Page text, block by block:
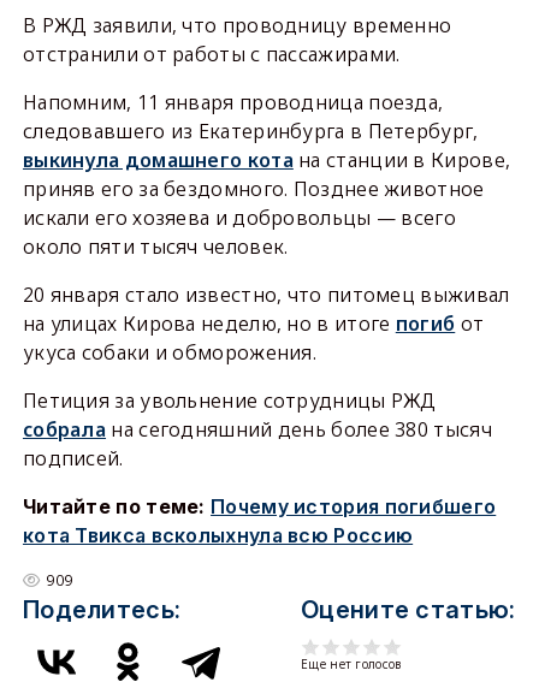
В РЖД заявили, что проводницу временно
отстранили от работы с пассажирами.
Напомним, 11 января проводница поезда,
следовавшего из Екатеринбурга в Петербург,
выкинула домашнего кота на станции в Кирове,
приняв его за бездомного. Позднее животное
искали его хозяева и добровольцы — всего
около пяти тысяч человек.
20 января стало известно, что питомец выживал
на улицах Кирова неделю, но в итоге погиб от
укуса собаки и обморожения.
Петиция за увольнение сотрудницы РЖД
собрала на сегодняшний день более 380 тысяч
подписей.
Читайте по теме: Почему история погибшего
кота Твикса всколыхнула всю Россию
909
Поделитесь: Оцените статью:
Еще нет голосов